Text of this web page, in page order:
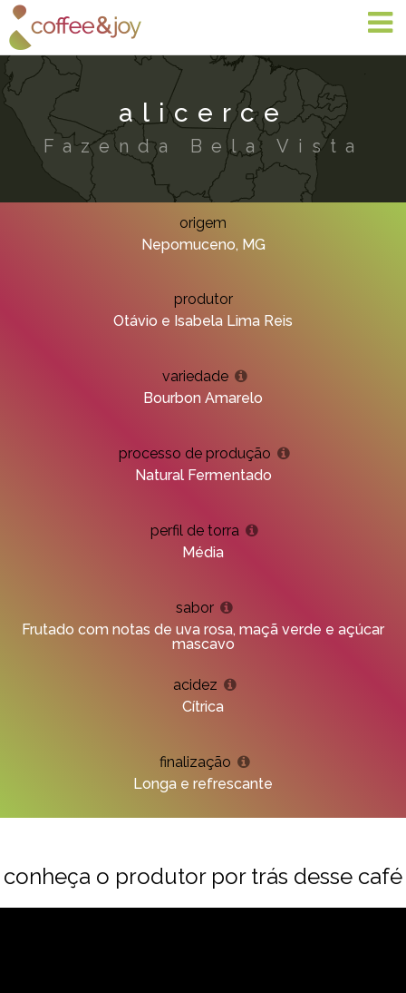
alicerce
Fazenda Bela Vista
origem
Nepomuceno, MG
produtor
Otávio e Isabela Lima Reis
variedade
Bourbon Amarelo
processo de produção
Natural Fermentado
perfil de torra
Média
sabor
Frutado com notas de uva rosa, maçã verde e açúcar
mascavo
acidez
Cítrica
finalização
Longa e refrescante
conheça o produtor por trás desse café